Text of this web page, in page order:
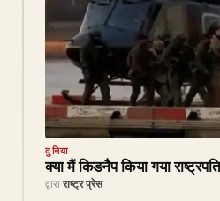
दुनिया
क्या मैं किडनैप किया गया
द्वारा राष्ट्र प्रेस